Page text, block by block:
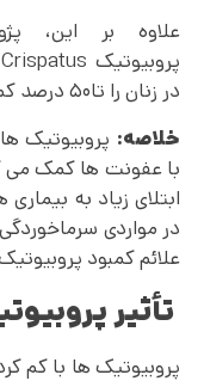
علاوه بر
در زنان را تا۵۰ درصد کم می کند.
خلاصه: پروبیوتیک
با عفونت ها کمک می
ابتلای زیاد به
در مواردی
علائم کمبود
تأثیر